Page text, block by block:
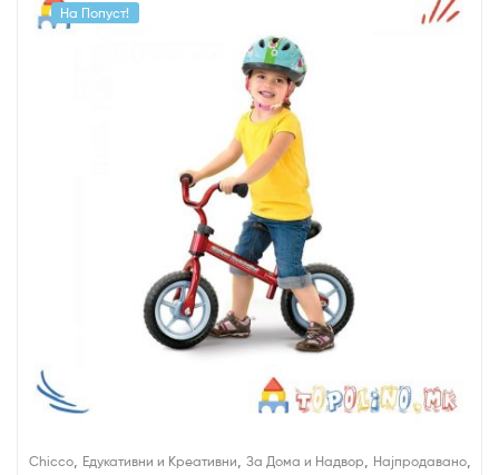
На Попуст!
Chicco, Едукативни и Креативни За Дома и Надвор Најпродавано,